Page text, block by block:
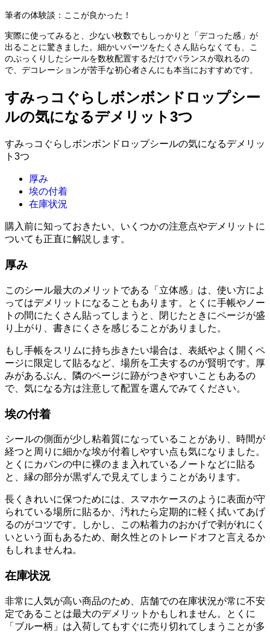
筆者の体験談：ここが良かった！
実際に使ってみると、少ない枚数でもしっかりと「デコった感」が
出ることに驚きました。細かいパーツをたくさん貼らなくても、こ
のぷっくりしたシールを数枚配置するだけでバランスが取れるの
で、デコレーションが苦手な初心者さんにも本当におすすめです。
すみっコぐらしボンボンドロップシー
ルの気になるデメリット3つ
すみっコぐらしボンボンドロップシールの気になるデメリッ
ト3つ
厚み
埃の付着
在庫状況
購入前に知っておきたい、いくつかの注意点やデメリットに
ついても正直に解説します。
厚み
このシール最大のメリットである「立体感」は、使い方によ
ってはデメリットになることもあります。とくに手帳やノー
トの間にたくさん貼ってしまうと、閉じたときにページが盛
り上がり、書きにくさを感じることがありました。
もし手帳をスリムに持ち歩きたい場合は、表紙やよく開くペ
ージに限定して貼るなど、場所を工夫するのが賢明です。厚
みがあるぶん、隣のページに跡がつきやすいこともあるの
で、気になる方は注意して配置を選んでみてください。
埃の付着
シールの側面が少し粘着質になっていることがあり、時間が
経つと周りに細かな埃が付着しやすい点も気になりました。
とくにカバンの中に裸のまま入れているノートなどに貼る
と、縁の部分が黒ずんで見えてしまうことがあります。
長くきれいに保つためには、スマホケースのように表面が守
られている場所に貼るか、汚れたら定期的に軽く拭いてあげ
るのがコツです。しかし、この粘着力のおかげで剥がれにく
いという面もあるため、耐久性とのトレードオフと言えるか
もしれませんね。
在庫状況
非常に人気が高い商品のため、店舗での在庫状況が常に不安
定であることは最大のデメリットかもしれません。とくに
「ブルー柄」は入荷してもすぐに売り切れてしまうことが多